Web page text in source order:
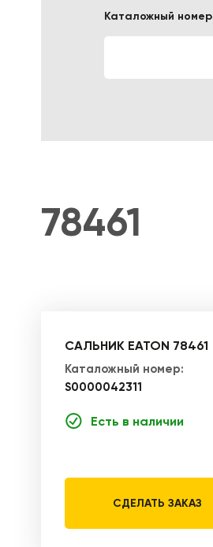
Каталожный номер
78461
САЛЬНИК EATON 78461
Каталожный номер:
S0000042311
Есть в наличии
СДЕЛАТЬ ЗАКАЗ